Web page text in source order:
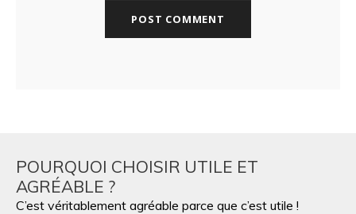
POURQUOI CHOISIR UTILE ET
AGRÉABLE ?
C’est véritablement agréable parce que c’est utile !